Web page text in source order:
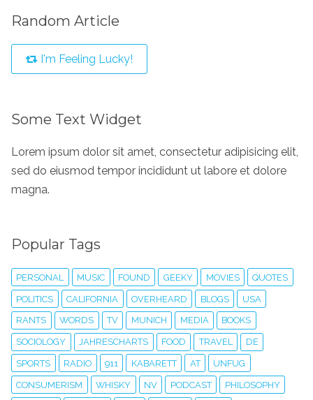
Random Article
I'm Feeling Lucky!
Some Text Widget
Lorem ipsum dolor sit amet, consectetur adipisicing elit,
sed do eiusmod tempor incididunt ut labore et dolore
magna.
Popular Tags
PERSONAL MUSIC FOUND GEEKY MOVIES QUOTES
POLITICS CALIFORNIA OVERHEARD BLOGS USA
RANTS WORDS TV MUNICH MEDIA BOOKS
SOCIOLOGY JAHRESCHARTS FOOD TRAVEL DE
SPORTS RADIO 911 KABARETT AT UNFUG
CONSUMERISM WHISKY NV PODCAST PHILOSOPHY